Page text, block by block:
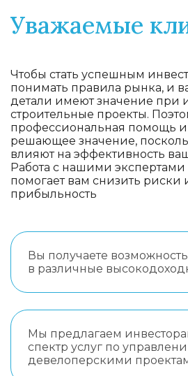
Уважаемые
Чтобы стать успешным
понимать правила рынка, и
детали имеют значение при
строительные проекты.
профессиональная помощь
решающее значение,
влияют на эффективность
Работа с нашими экспертами
помогает вам снизить риски
прибыльность
Вы получаете
в различные
Мы предлагаем
спектр услуг по
девелоперскими